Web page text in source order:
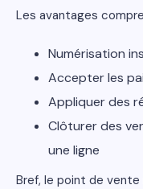
Les avantages
Numérisation
Accepter les
Appliquer des
Clôturer des
une ligne
Bref, le point de vente